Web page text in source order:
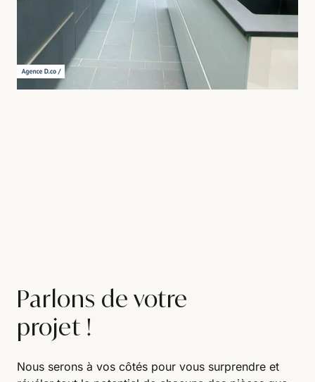
Parlons de votre
projet !
Nous serons à vos côtés pour vous surprendre et